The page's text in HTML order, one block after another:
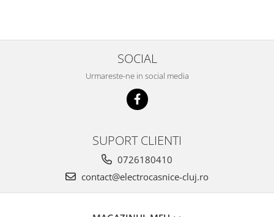
SOCIAL
Urmareste-ne in social media
SUPORT CLIENTI
0726180410
contact@electrocasnice-cluj.ro